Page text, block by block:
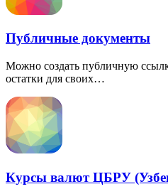
Публичные документы
Можно создать публичную
остатки для своих…
Курсы валют ЦБРУ